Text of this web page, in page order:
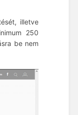
illetve
250
be nem